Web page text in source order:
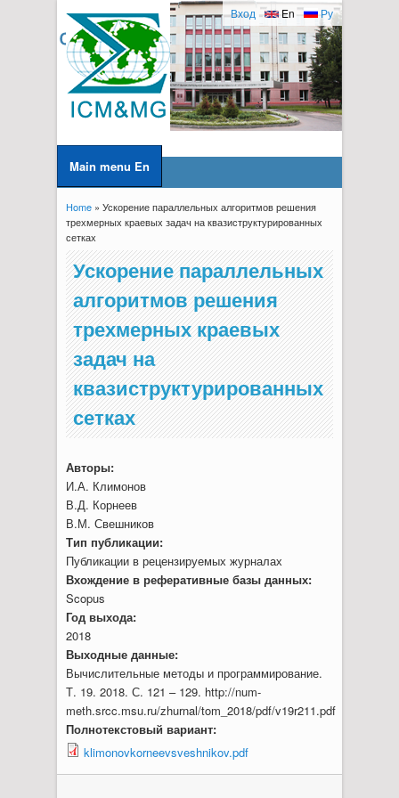
Ру
En
Вход
Main menu En
You are here
Home» Ускорение параллельных алгоритмов решения
трехмерных краевых задач на квазиструктурированных
сетках
Ускорение параллельных
алгоритмов решения
трехмерных краевых
задач на
квазиструктурированных
сетках
Авторы:
И.А. Климонов
В.Д. Корнеев
В.М. Свешников
Тип публикации:
Публикации в рецензируемых журналах
Вхождение в реферативные базы данных:
Scopus
Год выхода:
2018
Выходные данные:
Вычислительные методы и программирование.
Т. 19. 2018. С. 121 – 129. http://num-
meth.srcc.msu.ru/zhurnal/tom_2018/pdf/v19r211.pdf
Полнотекстовый вариант:
klimonovkorneevsveshnikov.pdf